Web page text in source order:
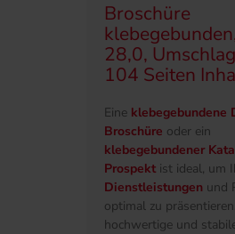
Broschüre
28,0,
104 Seiten
Eine klebegebundene
Broschüre oder ein
klebegebundener
Prospekt ist ideal, um
Dienstleistungen und
optimal zu
hochwertige und